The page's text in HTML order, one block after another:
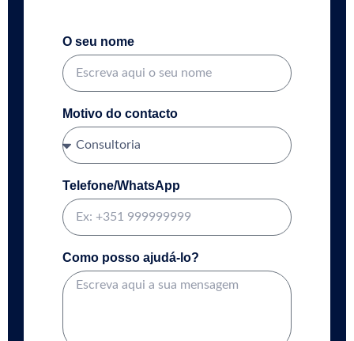
O seu nome
Motivo do contacto
Telefone/WhatsApp
Como posso ajudá-lo?